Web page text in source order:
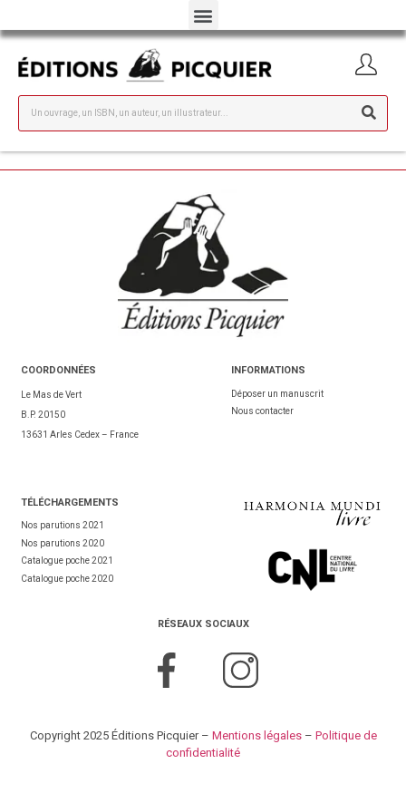
COORDONNÉES
Le Mas de Vert
B.P. 20150
13631 Arles Cedex – France
INFORMATIONS
Déposer un manuscrit
Nous contacter
TÉLÉCHARGEMENTS
Nos parutions 2021
Nos parutions 2020
Catalogue poche 2021
Catalogue poche 2020
RÉSEAUX SOCIAUX
Copyright 2025 Éditions Picquier – Mentions légales– Politique de
confidentialité